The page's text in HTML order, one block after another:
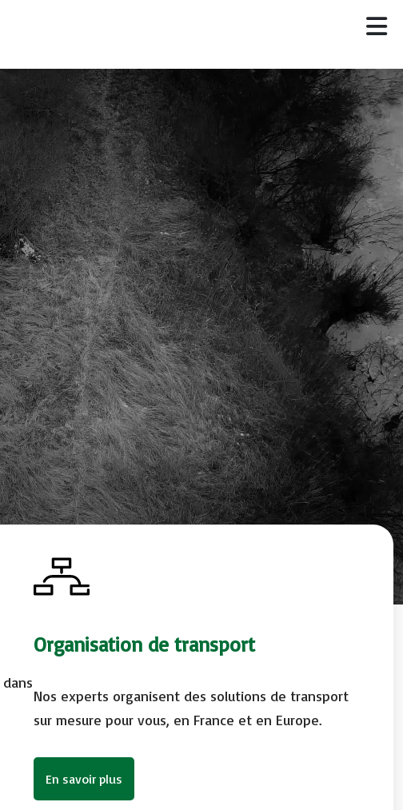
dans
Organisation de transport
Nos experts organisent des solutions de transport
sur mesure pour vous, en France et en Europe.
En savoir plus